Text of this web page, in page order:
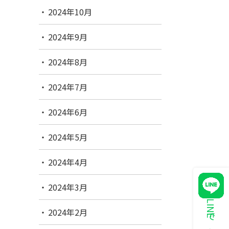
2024年10月
2024年9月
2024年8月
2024年7月
2024年6月
2024年5月
2024年4月
2024年3月
2024年2月